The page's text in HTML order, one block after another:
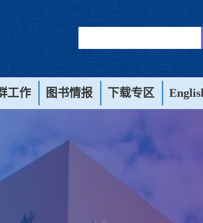
工作 图书情报 下载专区